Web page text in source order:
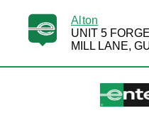
Alton
UNIT 5
MILL LANE,